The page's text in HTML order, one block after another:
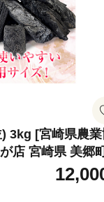
3kg [宮崎県農
店 宮崎県 美郷
肉 高火力 遠赤
臭 白炭 キャンプ